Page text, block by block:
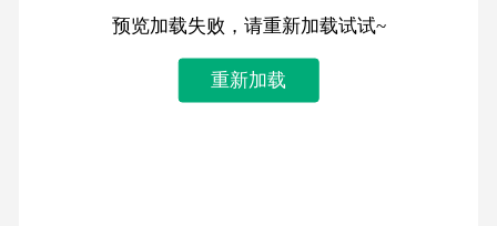
预览加载失败，请重新加载试试~
重新加载